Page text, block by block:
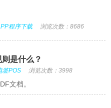
程序下载 浏览次数：8686
是什么？
签POS 浏览次数：3998
文档。